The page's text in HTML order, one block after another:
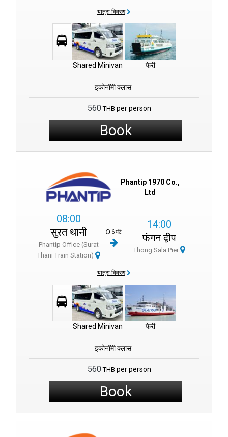
यात्रा विवरण
Shared Minivan फेरी
इकोनॉमी क्लास
560 THB per person
Book
Phantip 1970 Co.,
Ltd
08:00
सुरत थानी
Phantip Office (Surat
Thani Train Station)
6 घंटे
14:00
फंगन द्वीप
Thong Sala Pier
यात्रा विवरण
Shared Minivan फेरी
इकोनॉमी क्लास
560 THB per person
Book